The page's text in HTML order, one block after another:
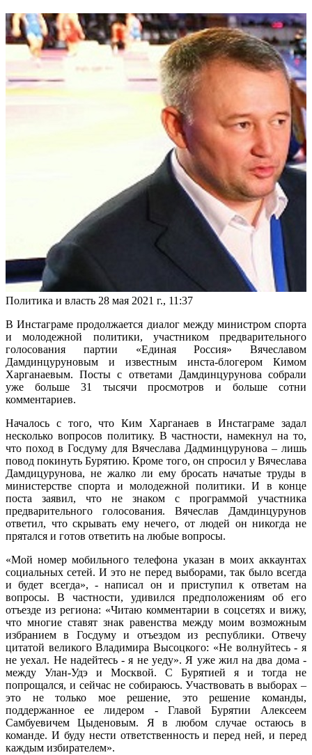
Политика и власть 28 мая 2021 г., 11:37
В Инстаграме продолжается диалог между министром спорта
и молодежной политики, участником предварительного
голосования партии «Единая Россия» Вячеславом
Дамдинцуруновым и известным инста-блогером Кимом
Харганаевым. Посты с ответами Дамдинцурунова собрали
уже больше 31 тысячи просмотров и больше сотни
комментариев.
Началось с того, что Ким Харганаев в Инстаграме задал
несколько вопросов политику. В частности, намекнул на то,
что поход в Госдуму для Вячеслава Дадминцурунова – лишь
повод покинуть Бурятию. Кроме того, он спросил у Вячеслава
Дамдицурунова, не жалко ли ему бросать начатые труды в
министерстве спорта и молодежной политики. И в конце
поста заявил, что не знаком с программой участника
предварительного голосования. Вячеслав Дамдинцурунов
ответил, что скрывать ему нечего, от людей он никогда не
прятался и готов ответить на любые вопросы.
«Мой номер мобильного телефона указан в моих аккаунтах
социальных сетей. И это не перед выборами, так было всегда
и будет всегда», - написал он и приступил к ответам на
вопросы. В частности, удивился предположениям об его
отъезде из региона: «Читаю комментарии в соцсетях и вижу,
что многие ставят знак равенства между моим возможным
избранием в Госдуму и отъездом из республики. Отвечу
цитатой великого Владимира Высоцкого: «Не волнуйтесь - я
не уехал. Не надейтесь - я не уеду». Я уже жил на два дома -
между Улан-Удэ и Москвой. С Бурятией я и тогда не
попрощался, и сейчас не собираюсь. Участвовать в выборах –
это не только мое решение, это решение команды,
поддержанное ее лидером - Главой Бурятии Алексеем
Самбуевичем Цыденовым. Я в любом случае остаюсь в
команде. И буду нести ответственность и перед ней, и перед
каждым избирателем».